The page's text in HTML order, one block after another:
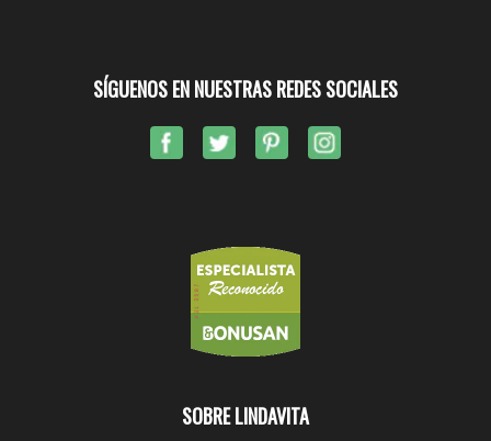
SOBRE LINDAVITA
SÍGUENOS EN NUESTRAS REDES SOCIALES